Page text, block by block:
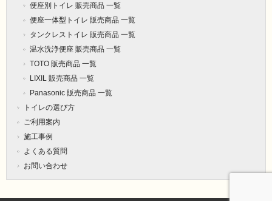
便座別トイレ 販売商品 一覧
便座一体型トイレ 販売商品 一覧
タンクレストイレ 販売商品 一覧
温水洗浄便座 販売商品 一覧
TOTO 販売商品 一覧
LIXIL 販売商品 一覧
Panasonic 販売商品 一覧
トイレの選び方
ご利用案内
施工事例
よくある質問
お問い合わせ